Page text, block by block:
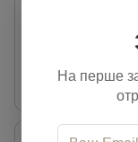
На перше